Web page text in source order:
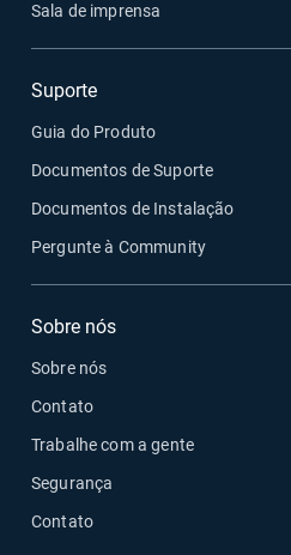
Sala de imprensa
Suporte
Guia do Produto
Documentos de Suporte
Documentos de Instalação
Pergunte à Community
Sobre nós
Sobre nós
Contato
Trabalhe com a gente
Segurança
Contato